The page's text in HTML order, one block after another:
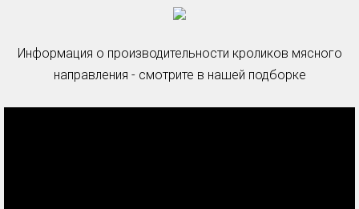
Информация о производительности кроликов мясного
направления - смотрите в нашей подборке